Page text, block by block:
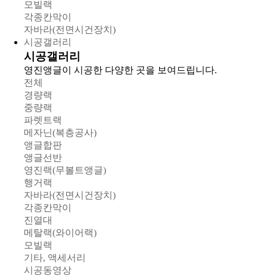
모빌랙
각종칸막이
자바라(전면시건장치)
시공갤러리
시공갤러리
영진앵글이 시공한 다양한 곳을 보여드립니다.
전체
경량랙
중량랙
파렛트랙
메자닌(복층공사)
앵글합판
앵글선반
영진랙(무볼트앵글)
행거랙
자바라(전면시건장치)
각종칸막이
진열대
메탈랙(와이어랙)
모빌랙
기타, 액세서리
시공동영상